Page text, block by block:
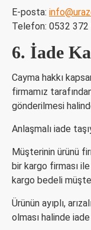
E-posta:
Telefon: 0532 372
6. İade
Cayma hakkı
firmamız
gönderilmesi
Anlaşmalı iade
Müşterinin ürünü
bir kargo firması
kargo bedeli
Ürünün ayıplı,
olması halinde